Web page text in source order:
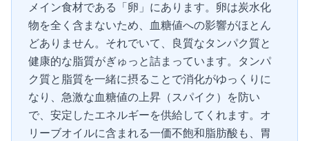
メイン食材である「卵」にあります。卵は炭水化
物を全く含まないため、血糖値への影響がほとん
どありません。それでいて、良質なタンパク質と
健康的な脂質がぎゅっと詰まっています。タンパ
ク質と脂質を一緒に摂ることで消化がゆっくりに
なり、急激な血糖値の上昇（スパイク）を防い
で、安定したエネルギーを供給してくれます。オ
リーブオイルに含まれる一価不飽和脂肪酸も、胃